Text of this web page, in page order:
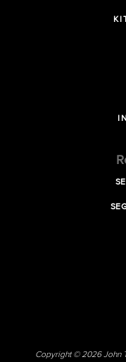
Copyright © 2026 John